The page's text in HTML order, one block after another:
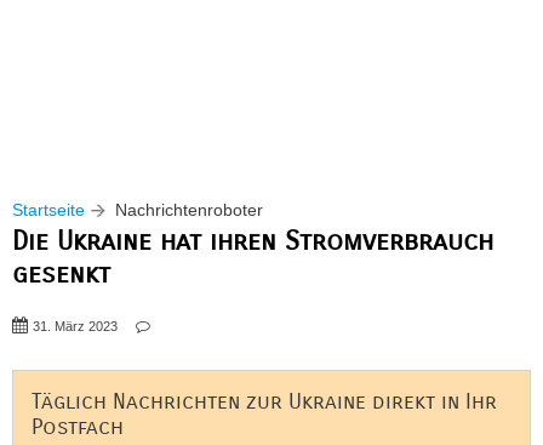
Startseite Nachrichtenroboter
Die Ukraine hat ihren Stromverbrauch
gesenkt
31. März 2023
Täglich Nachrichten zur Ukraine direkt in Ihr
Postfach